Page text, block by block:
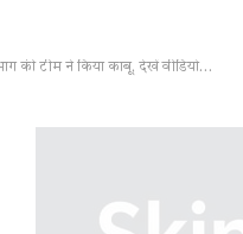
की टीम ने किया काबू, देखें वीडियो…